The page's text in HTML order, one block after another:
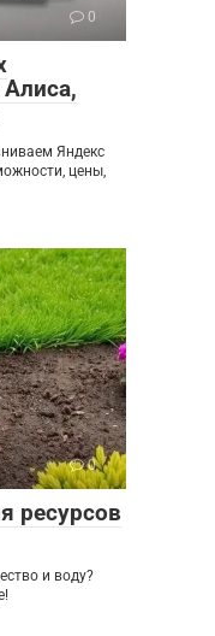
0
Яндекс
цены,
0
ресурсов
и воду?